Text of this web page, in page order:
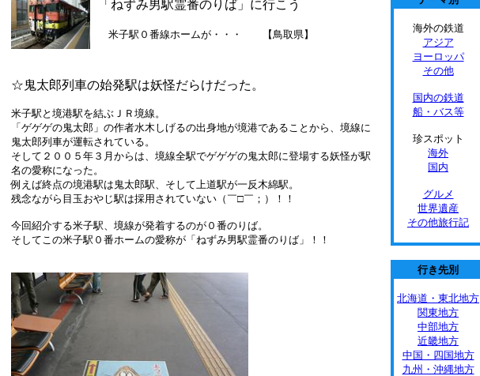
「ねずみ男駅霊番のりば」に行こう
米子駅０番線ホームが・・・ 【鳥取県】
☆鬼太郎列車の始発駅は妖怪だらけだった。
米子駅と境港駅を結ぶＪＲ境線。
「ゲゲゲの鬼太郎」の作者水木しげるの出身地が境港であることから、境線に
鬼太郎列車が運転されている。
そして２００５年３月からは、境線全駅でゲゲゲの鬼太郎に登場する妖怪が駅
名の愛称になった。
例えば終点の境港駅は鬼太郎駅、そして上道駅が一反木綿駅。
残念ながら目玉おやじ駅は採用されていない（￣□￣；）！！
今回紹介する米子駅、境線が発着するのが０番のりば。
そしてこの米子駅０番ホームの愛称が「ねずみ男駅霊番のりば」！！
海外の鉄道
アジア
ヨーロッパ
その他
国内の鉄道
船・バス等
珍スポット
海外
国内
グルメ
世界遺産
その他旅行記
行き先別
北海道・東北地方
関東地方
中部地方
近畿地方
中国・四国地方
九州・沖縄地方